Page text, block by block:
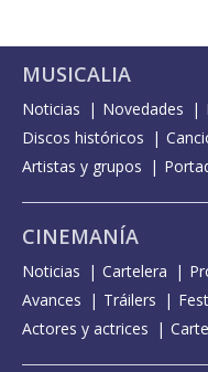
MUSICALIA
Noticias Novedades
Discos históricos
Artistas y grupos
CINEMANÍA
Noticias Cartelera
Avances
Tráilers
Actores y actrices